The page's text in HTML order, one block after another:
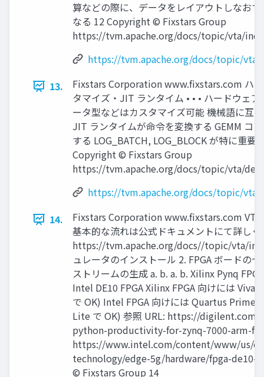
算などの際に、データをレイアウトしなお
なる 12 Copyright © Fixstars Group
https://tvm.apache.org/docs/topic/vta/
https://tvm.apache.org/docs/topic/
13.
Fixstars Corporation www.ﬁxstars.com ハ
タマイズ・JIT ランタイム • • • ハードウェ
ータ型などはカスタマイズ可能 機械語に互
JIT ランタイムが命令を変換する GEMM コ
する LOG_BATCH, LOG_BLOCK が特に重要
Copyright © Fixstars Group
https://tvm.apache.org/docs/topic/vta/
https://tvm.apache.org/docs/topic/vta/
14.
Fixstars Corporation www.ﬁxstars.com VTA
基本的な流れは公式ドキュメントにて詳し
https://tvm.apache.org/docs//topic/vta/
ュレータのインストール 2. FPGA ボードの
ストリームの生成 a. b. a. b. Xilinx Pynq
Intel DE10 FPGA Xilinx FPGA 向けには
で OK) Intel FPGA 向けには Quartus Prime
Lite で OK) 参照 URL: https://digilent.com/
python-productivity-for-zynq-7000-arm-
https://www.intel.com/content/www/us/
technology/edge-5g/hardware/fpga-de10-
© Fixstars Group 14